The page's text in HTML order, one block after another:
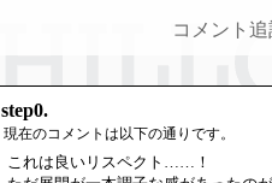
コメント
step0.
現在のコメントは以下の通りです。
これは良いリスペクト……！